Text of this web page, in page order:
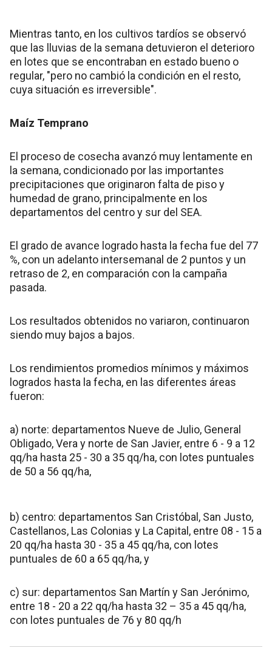
Mientras tanto, en los cultivos tardíos se observó
que las lluvias de la semana detuvieron el deterioro
en lotes que se encontraban en estado bueno o
regular, "pero no cambió la condición en el resto,
cuya situación es irreversible".
Maíz Temprano
El proceso de cosecha avanzó muy lentamente en
la semana, condicionado por las importantes
precipitaciones que originaron falta de piso y
humedad de grano, principalmente en los
departamentos del centro y sur del SEA.
El grado de avance logrado hasta la fecha fue del 77
%, con un adelanto intersemanal de 2 puntos y un
retraso de 2, en comparación con la campaña
pasada.
Los resultados obtenidos no variaron, continuaron
siendo muy bajos a bajos.
Los rendimientos promedios mínimos y máximos
logrados hasta la fecha, en las diferentes áreas
fueron:
a) norte: departamentos Nueve de Julio, General
Obligado, Vera y norte de San Javier, entre 6 - 9 a 12
qq/ha hasta 25 - 30 a 35 qq/ha, con lotes puntuales
de 50 a 56 qq/ha,
b) centro: departamentos San Cristóbal, San Justo,
Castellanos, Las Colonias y La Capital, entre 08 - 15 a
20 qq/ha hasta 30 - 35 a 45 qq/ha, con lotes
puntuales de 60 a 65 qq/ha, y
c) sur: departamentos San Martín y San Jerónimo,
entre 18 - 20 a 22 qq/ha hasta 32 – 35 a 45 qq/ha,
con lotes puntuales de 76 y 80 qq/h